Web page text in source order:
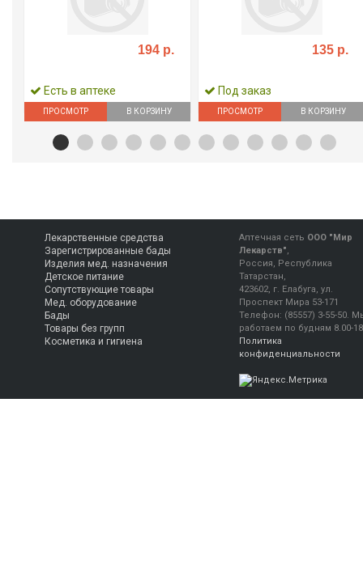
194 р.
Есть в аптеке
ПРОСМОТР В КОРЗИНУ
135 р.
Под заказ
ПРОСМОТР В КОРЗИНУ
Лекарственные средства
Зарегистрированные бады
Изделия мед. назначения
Детское питание
Сопутствующие товары
Мед. оборудование
Бады
Товары без групп
Косметика и гигиена
Аптечная сеть ООО "Мир
Лекарств",
Россия, Республика
Татарстан,
423602, г. Елабуга, ул.
Проспект Мира 53-171
Телефон: (85557) 3-55-50.
работаем по будням 8.00-
Политика
конфиденциальности